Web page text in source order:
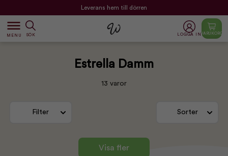
Leverans hem till dörren
dehaze
MENU SÖK LOGGA IN VARUKORG
Estrella Damm
13 varor
Filter Sorter
Visa fler